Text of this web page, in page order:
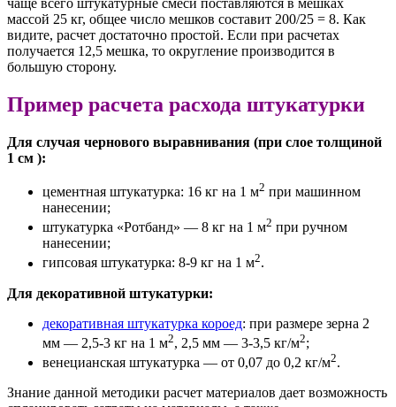
массой 25 кг, общее число мешков составит 200/25 = 8. Как
видите, расчет достаточно простой. Если при расчетах
получается 12,5 мешка, то округление производится в
большую сторону.
Пример расчета расхода штукатурки
Для случая чернового выравнивания (при слое толщиной
1 см ):
цементная штукатурка: 16 кг на 1 м2 при машинном
нанесении;
штукатурка «Ротбанд» — 8 кг на 1 м2 при ручном
нанесении;
гипсовая штукатурка: 8-9 кг на 1 м2.
Для декоративной штукатурки:
декоративная штукатурка короед: при размере зерна 2
мм — 2,5-3 кг на 1 м2, 2,5 мм — 3-3,5 кг/м2;
венецианская штукатурка — от 0,07 до 0,2 кг/м2.
Знание данной методики расчет материалов дает возможность